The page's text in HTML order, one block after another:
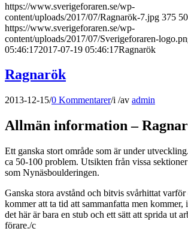
https://www.sverigeforaren.se/wp-
content/uploads/2017/07/Ragnarök-7.jpg 375
https://www.sverigeforaren.se/wp-
content/uploads/2017/07/Sverigeforaren-
05:46:172017-07-19 05:46:17Ragnarök
Ragnarök
2013-12-15/0 Kommentarer/i /av admin
Allmän information –
Ett ganska stort område som är under
ca 50-100 problem. Utsikten från vissa
som Nynäsboulderingen.
Ganska stora avstånd och bitvis svårhittat
kommer att ta tid att sammanfatta men kommer,
det här är bara en stub och ett sätt att sprida ut
förare./c